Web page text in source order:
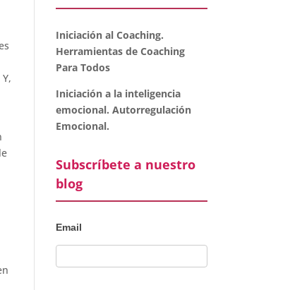
Iniciación al Coaching.
Herramientas de Coaching
Para Todos
Iniciación a la inteligencia
emocional. Autorregulación
Emocional.
Subscríbete a nuestro
blog
Email